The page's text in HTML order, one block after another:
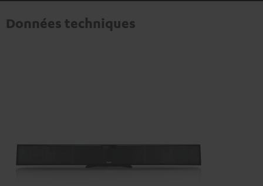
Données techniques